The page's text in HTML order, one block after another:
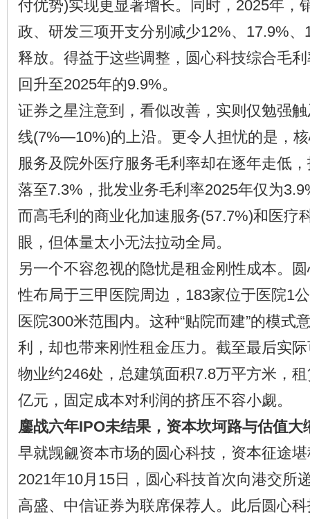
付优势)实现更显著增长。同时，2025年，
政、研发三项开支分别减少12%、17.9%
释放。得益于这些调整，圆心科技综合毛
回升至2025年的9.9%。
证券之星注意到，看似改善，实则仅勉强
线(7%—10%)的上沿。更令人担忧的是，
服务及院外医疗服务毛利率却在逐年走低
落至7.3%，批发业务毛利率2025年仅为
而高毛利的商业化加速服务(57.7%)和医疗
眼，但体量太小无法拉动全局。
另一个不容忽视的隐忧是租金刚性成本。
性布局于三甲医院周边，183家位于医院1
医院300米范围内。这种“贴院而建”的模式
利，却也带来刚性租金压力。截至最后实
物业约246处，总建筑面积7.8万平方米，
亿元，固定成本对利润的挤压不容小觑。
鏖战六年IPO未结果，资本坎坷路与估值大
早就觊觎资本市场的圆心科技，资本征途
2021年10月15日，圆心科技首次向港交所
高盛、中信证券为联席保荐人。此后圆心